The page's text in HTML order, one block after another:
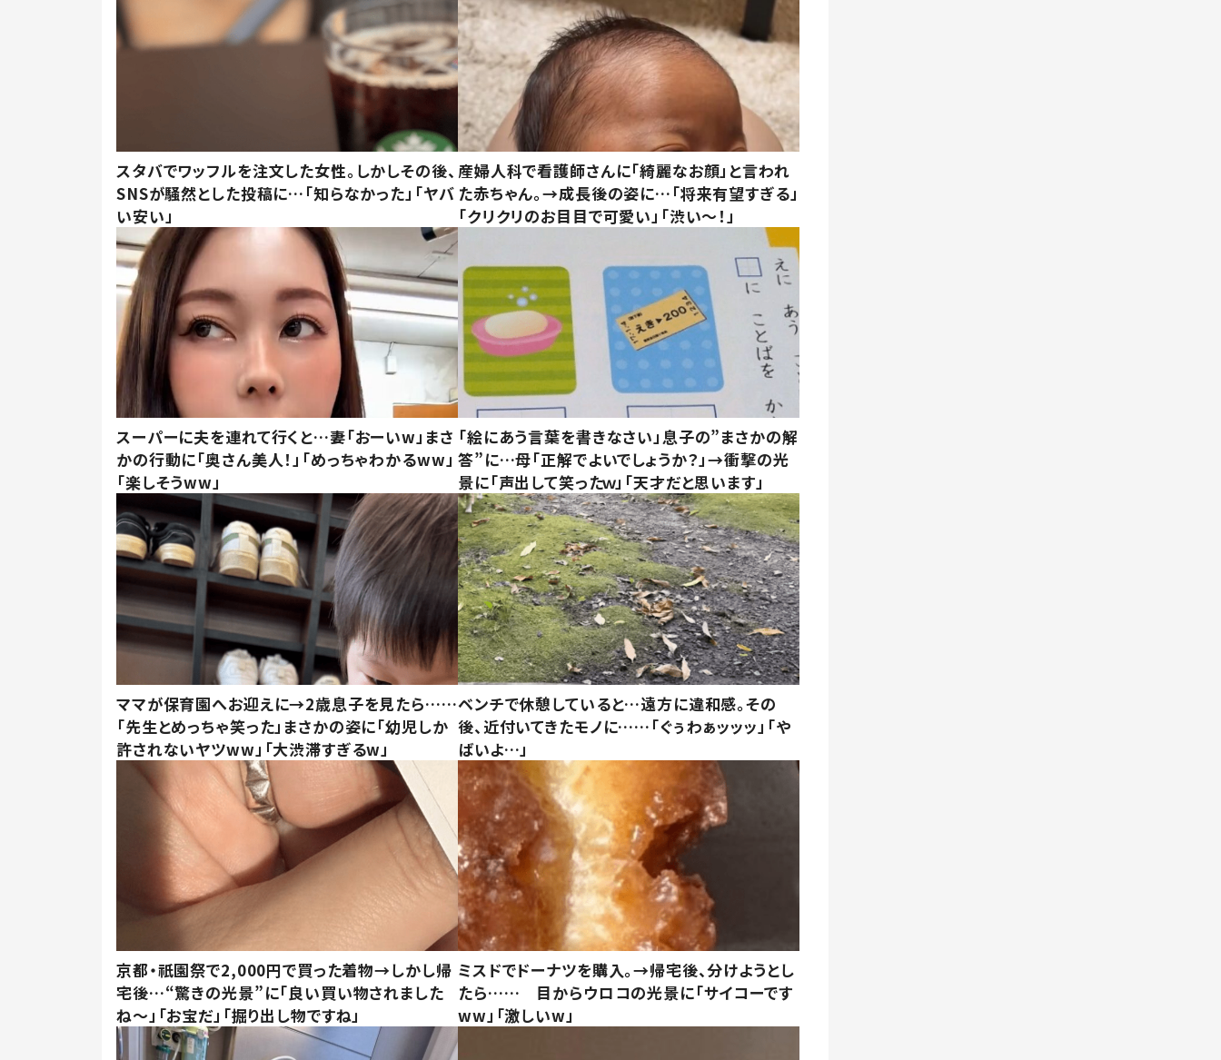
スタバでワッフルを注文した女性。しかしその後、
SNSが騒然とした投稿に…「知らなかった」「ヤバ
い安い」
産婦人科で看護師さんに「綺麗なお顔」と言われ
た赤ちゃん。→成長後の姿に…「将来有望すぎる」
「クリクリのお目目で可愛い」「渋い～！」
スーパーに夫を連れて行くと…妻「おーいw」まさ
かの行動に「奥さん美人！」「めっちゃわかるww」
「楽しそうww」
「絵にあう言葉を書きなさい」息子の”まさかの解
答”に…母「正解でよいでしょうか？」→衝撃の光
景に「声出して笑ったｗ」「天才だと思います」
ママが保育園へお迎えに→2歳息子を見たら……
「先生とめっちゃ笑った」まさかの姿に「幼児しか
許されないヤツww」「大渋滞すぎるw」
ベンチで休憩していると…遠方に違和感。その
後、近付いてきたモノに……「ぐぅわぁッッッ」「や
ばいよ…」
京都・祇園祭で2,000円で買った着物→しかし帰
宅後…“驚きの光景”に「良い買い物されました
ね～」「お宝だ」「掘り出し物ですね」
ミスドでドーナツを購入。→帰宅後、分けようとし
たら…… 目からウロコの光景に「サイコーです
ww」「激しいw」